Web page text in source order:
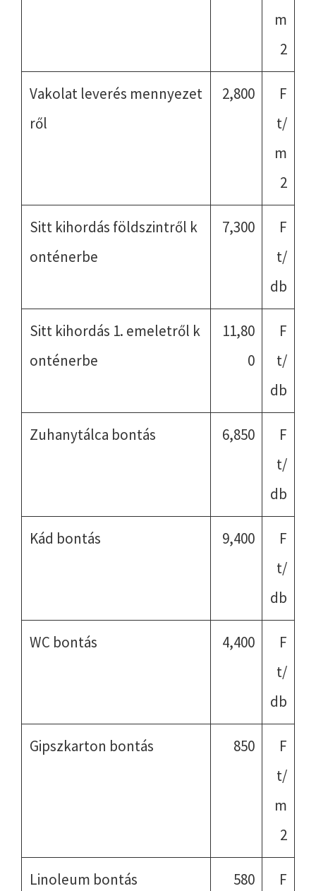
m
2
Vakolat leverés mennyezet
ről
2,800
F
t/
m
2
Sitt kihordás földszintről k
onténerbe
7,300
F
t/
db
Sitt kihordás 1. emeletről k
onténerbe
11,80
0
F
t/
db
Zuhanytálca bontás 6,850
F
t/
db
Kád bontás 9,400
F
t/
db
WC bontás 4,400
F
t/
db
Gipszkarton bontás 850
F
t/
m
2
Linoleum bontás 580
F